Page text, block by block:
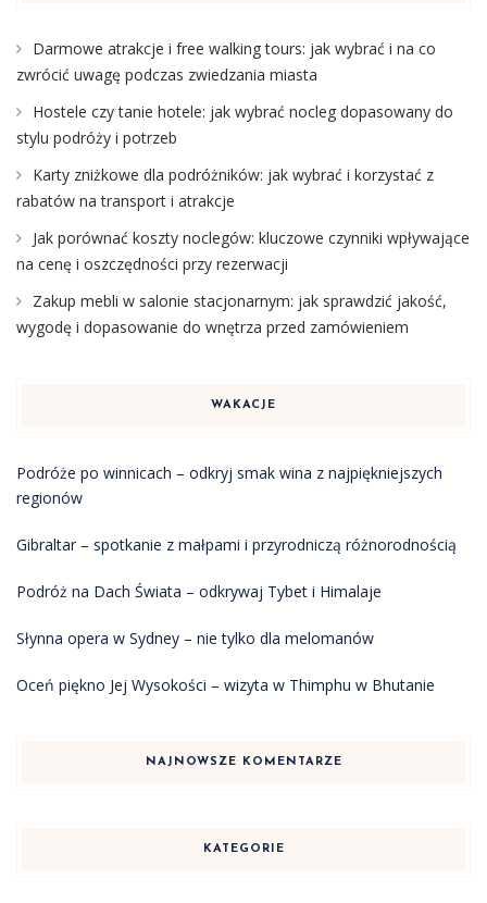
Darmowe atrakcje i free walking tours: jak wybrać i na co
zwrócić uwagę podczas zwiedzania miasta
Hostele czy tanie hotele: jak wybrać nocleg dopasowany do
stylu podróży i potrzeb
Karty zniżkowe dla podróżników: jak wybrać i korzystać z
rabatów na transport i atrakcje
Jak porównać koszty noclegów: kluczowe czynniki wpływające
na cenę i oszczędności przy rezerwacji
Zakup mebli w salonie stacjonarnym: jak sprawdzić jakość,
wygodę i dopasowanie do wnętrza przed zamówieniem
WAKACJE
Podróże po winnicach – odkryj smak wina z najpiękniejszych
regionów
Gibraltar – spotkanie z małpami i przyrodniczą różnorodnością
Podróż na Dach Świata – odkrywaj Tybet i Himalaje
Słynna opera w Sydney – nie tylko dla melomanów
Oceń piękno Jej Wysokości – wizyta w Thimphu w Bhutanie
NAJNOWSZE KOMENTARZE
KATEGORIE